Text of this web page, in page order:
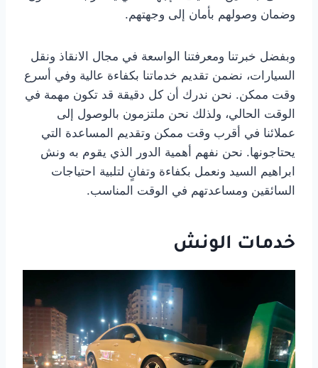
وضمان وصولهم بأمان إلى وجهتهم.
وبفضل خبرتنا ومعرفتنا الواسعة في مجال الانقاذ ونقل
السيارات، نضمن تقديم خدماتنا بكفاءة عالية وفي أسرع
وقت ممكن. نحن ندرك أن كل دقيقة قد تكون مهمة في
الوقت الحالي، ولذلك نحن ملتزمون بالوصول إلى
عملائنا في أقرب وقت ممكن وتقديم المساعدة التي
يحتاجونها. نحن نفهم أهمية الدور الذي يقوم به ونش
ابراهيم السيد ونعمل بكفاءة وتفانٍ لتلبية احتياجات
السائقين ومساعدتهم في الوقت المناسب.
خدمات الونش